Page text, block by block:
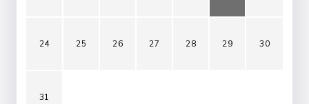
24 25 26 27 28 29 30
31